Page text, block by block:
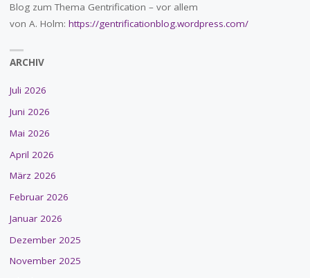
Blog zum Thema Gentrification – vor allem
von A. Holm: https://gentrificationblog.wordpress.com/
ARCHIV
Juli 2026
Juni 2026
Mai 2026
April 2026
März 2026
Februar 2026
Januar 2026
Dezember 2025
November 2025